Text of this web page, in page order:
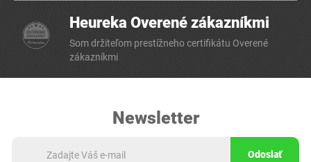
Heureka Overené zákazníkmi
Som držiteľom prestížneho certifikátu Overené
zákazníkmi
Newsletter
Odoslať